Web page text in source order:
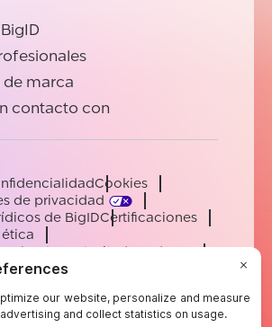
de marca
contacto con
Cookies
de privacidad
de BigIDCertificaciones
sobre la esclavitud moderna
Ayuda
FrenchSpanishPortuguese